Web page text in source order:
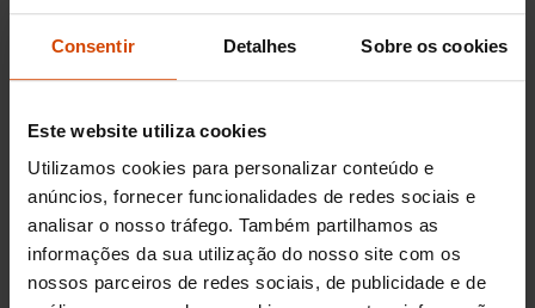
Consentir Detalhes Sobre os cookies
Este website utiliza cookies
Utilizamos cookies para personalizar conteúdo e
anúncios, fornecer funcionalidades de redes sociais e
analisar o nosso tráfego. Também partilhamos as
informações da sua utilização do nosso site com os
nossos parceiros de redes sociais, de publicidade e de
Híbrido Plug-in
Automática
Prazo 120
Entrada inicial 3.000,00 €